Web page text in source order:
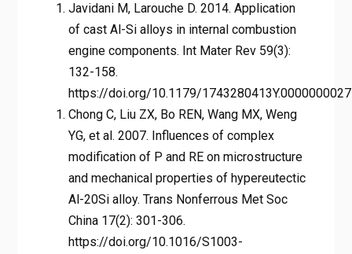
Javidani M, Larouche D. 2014. Application
of cast Al-Si alloys in internal combustion
engine components. Int Mater Rev 59(3):
132-158.
https://doi.org/10.1179/1743280413Y.0000000027
Chong C, Liu ZX, Bo REN, Wang MX, Weng
YG, et al. 2007. Influences of complex
modification of P and RE on microstructure
and mechanical properties of hypereutectic
Al-20Si alloy. Trans Nonferrous Met Soc
China 17(2): 301-306.
https://doi.org/10.1016/S1003-